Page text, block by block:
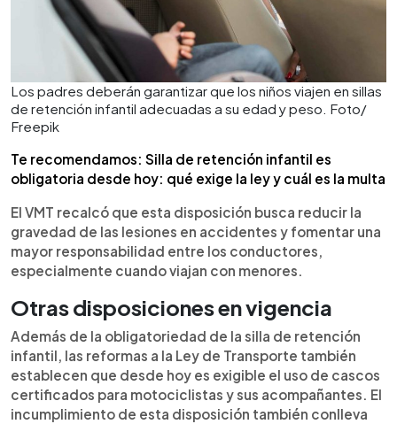
Los padres deberán garantizar que los niños viajen en sillas
de retención infantil adecuadas a su edad y peso. Foto/
Freepik
Te recomendamos: Silla de retención infantil es
obligatoria desde hoy: qué exige la ley y cuál es la multa
El VMT recalcó que esta disposición busca reducir la
gravedad de las lesiones en accidentes y fomentar una
mayor responsabilidad entre los conductores,
especialmente cuando viajan con menores.
Otras disposiciones en vigencia
Además de la obligatoriedad de la silla de retención
infantil, las reformas a la Ley de Transporte también
establecen que desde hoy es exigible el uso de cascos
certificados para motociclistas y sus acompañantes. El
incumplimiento de esta disposición también conlleva